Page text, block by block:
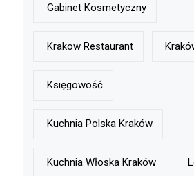
Gabinet Kosmetyczny
Krakow Restaurant
Księgowość
Kuchnia Polska Kraków
Kuchnia Włoska Kraków